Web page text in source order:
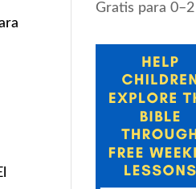
Gratis para 0–2